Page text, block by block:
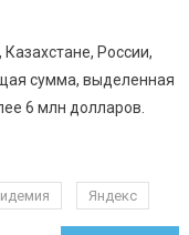
России,
сумма, выделенная
6 млн долларов.
Яндекс